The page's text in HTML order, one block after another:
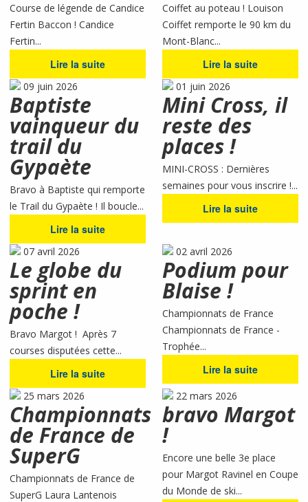
Course de légende de Candice
Fertin Baccon ! Candice
Fertin...
Lire la suite
Coiffet au poteau ! Louison
Coiffet remporte le 90 km du
Mont-Blanc...
Lire la suite
09 juin 2026
Baptiste
vainqueur du
trail du
Gypaète
Bravo à Baptiste qui remporte
le Trail du Gypaète ! Il boucle...
Lire la suite
01 juin 2026
Mini Cross, il
reste des
places !
MINI-CROSS : Dernières
semaines pour vous inscrire !...
Lire la suite
07 avril 2026
Le globe du
sprint en
poche !
Bravo Margot ! Après 7
courses disputées cette...
Lire la suite
02 avril 2026
Podium pour
Blaise !
Championnats de France
Championnats de France -
Trophée...
Lire la suite
25 mars 2026
Championnats
de France de
SuperG
Championnats de France de
SuperG Laura Lantenois
22 mars 2026
bravo Margot
!
Encore une belle 3e place
pour Margot Ravinel en Coupe
du Monde de ski...